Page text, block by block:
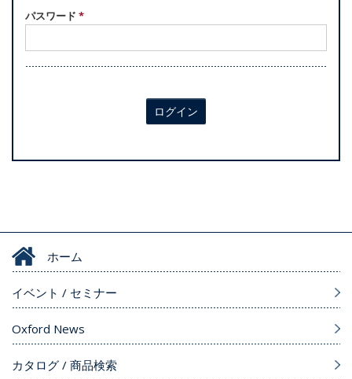
パスワード *
ログイン
ホーム
イベント / セミナー
Oxford News
カタログ / 商品検索